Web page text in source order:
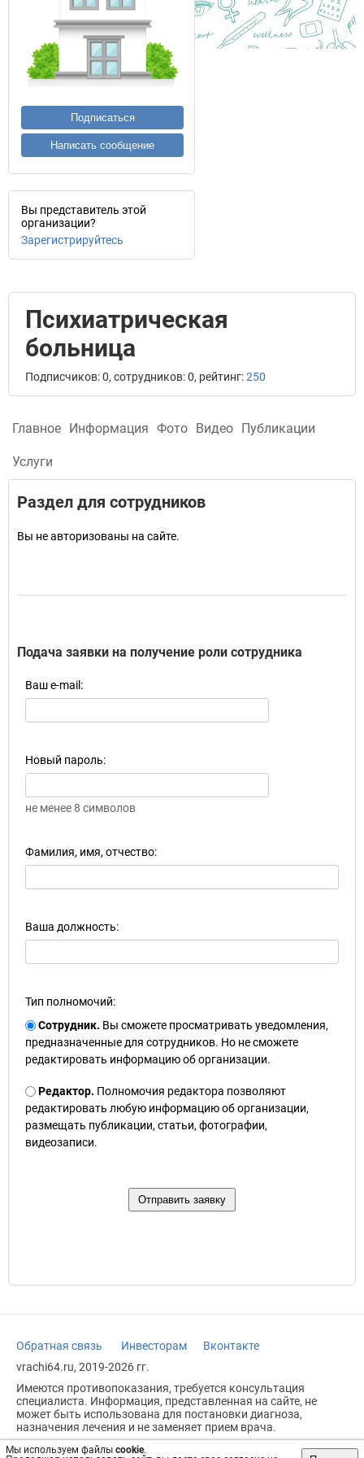
Мы используем файлы cookie.
Подписаться
Написать сообщение
Вы представитель этой
организации?
Зарегистрируйтесь
Психиатрическая
больница
Подписчиков: 0, сотрудников: 0, рейтинг:250
Главное Информация Фото Видео Публикации
Услуги
Раздел для сотрудников
Вы не авторизованы на сайте.
Подача заявки на получение роли сотрудника
Ваш e-mail:
Новый пароль:
не менее 8 символов
Фамилия, имя, отчество:
Ваша должность:
Тип полномочий:
Сотрудник. Вы сможете просматривать уведомления,
предназначенные для сотрудников. Но не сможете
редактировать информацию об организации.
Редактор. Полномочия редактора позволяют
редактировать любую информацию об организации,
размещать публикации, статьи, фотографии,
видеозаписи.
Обратная связь Инвесторам
Вконтакте
vrachi64.ru, 2019-2026 гг.
Имеются противопоказания, требуется консультация
специалиста. Информация, представленная на сайте, не
может быть использована для постановки диагноза,
назначения лечения и не заменяет прием врача.
Возрастное ограничение: 18+